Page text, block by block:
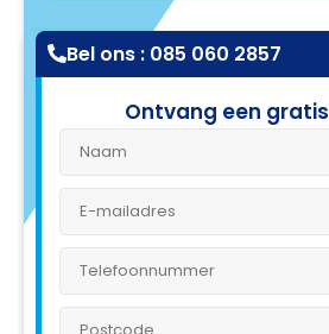
Bel ons : 085 060 2857
Ontvang een